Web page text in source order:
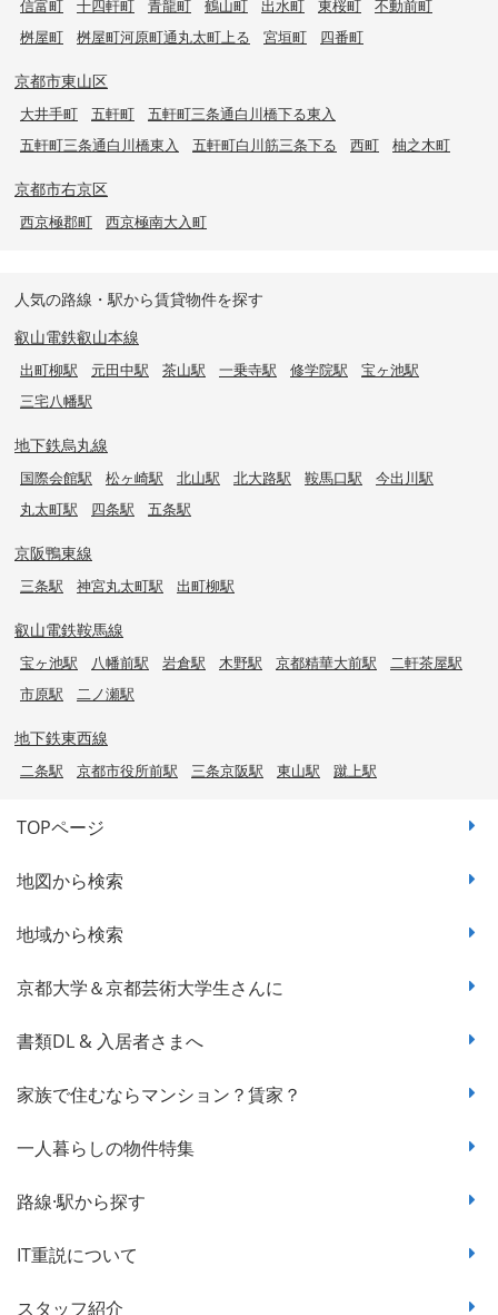
信富町
十四軒町 青龍町 鶴山町 出水町 東桜町
不動前町
桝屋町
桝屋町河原町通丸太町上る 宮垣町 四番町
京都市東山区
大井手町 五軒町
五軒町三条通白川橋下る東入
五軒町三条通白川橋東入
五軒町白川筋三条下る 西町 柚之木町
京都市右京区
西京極郡町 西京極南大入町
人気の路線・駅から賃貸物件を探す
叡山電鉄叡山本線
出町柳駅 元田中駅 茶山駅 一乗寺駅 修学院駅
宝ヶ池駅
三宅八幡駅
地下鉄烏丸線
国際会館駅 松ヶ崎駅 北山駅 北大路駅 鞍馬口駅
今出川駅
丸太町駅
四条駅 五条駅
京阪鴨東線
三条駅 神宮丸太町駅 出町柳駅
叡山電鉄鞍馬線
宝ヶ池駅 八幡前駅 岩倉駅 木野駅 京都精華大前駅
二軒茶屋駅
市原駅
二ノ瀬駅
地下鉄東西線
二条駅 京都市役所前駅 三条京阪駅 東山駅 蹴上駅
TOPページ
地図から検索
地域から検索
京都大学＆京都芸術大学生さんに
書類DL & 入居者さまへ
家族で住むならマンション？賃家？
一人暮らしの物件特集
路線·駅から探す
IT重説について
スタッフ紹介